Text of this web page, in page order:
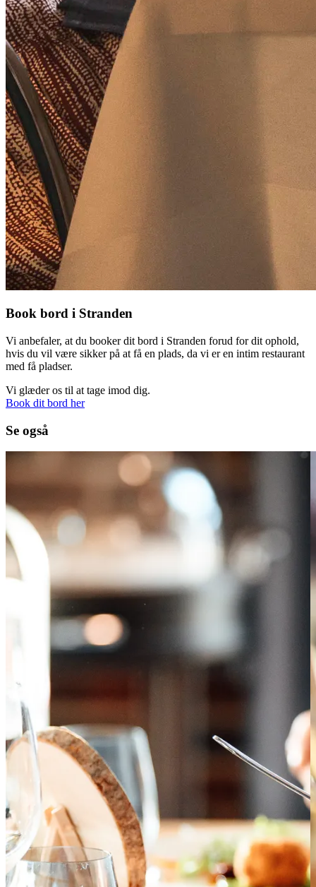
Book bord i Stranden
Vi anbefaler, at du booker dit bord i Stranden forud for dit ophold,
hvis du vil være sikker på at få en plads, da vi er en intim restaurant
med få pladser.
Vi glæder os til at tage imod dig.
Book dit bord her
Se også